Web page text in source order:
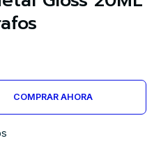
COMPRAR AHORA